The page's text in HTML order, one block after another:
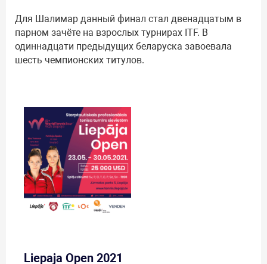
Для Шалимар данный финал стал двенадцатым в
парном зачёте на взрослых турнирах ITF. В
одиннадцати предыдущих беларуска завоевала
шесть чемпионских титулов.
Liepaja Open 2021